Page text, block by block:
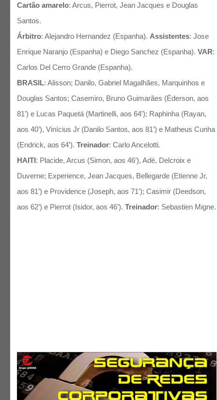
Cartão amarelo: Arcus, Pierrot, Jean Jacques e Douglas
Santos.
Árbitro: Alejandro Hernandez (Espanha). Assistentes: Jose
Enrique Naranjo (Espanha) e Diego Sanchez (Espanha).VAR:
Carlos Del Cerro Grande (Espanha).
BRASIL: Alisson; Danilo, Gabriel Magalhães, Marquinhos e
Douglas Santos; Casemiro, Bruno Guimarães (Éderson, aos
81’) e Lucas Paquetá (Martinelli, aos 64’); Raphinha (Rayan,
aos 40’), Vinícius Jr (Danilo Santos, aos 81’) e Matheus Cunha
(Endrick, aos 64’).Treinador: Carlo Ancelotti.
HAITI: Placide, Arcus (Simon, aos 46’), Adé, Delcroix e
Duverne; Experience, Jean Jacques, Bellegarde (Etienne Jr,
aos 81’) e Providence (Joseph, aos 71’); Casimir (Deedson,
aos 62’) e Pierrot (Isidor, aos 46’).Treinador: Sebastien Migne.